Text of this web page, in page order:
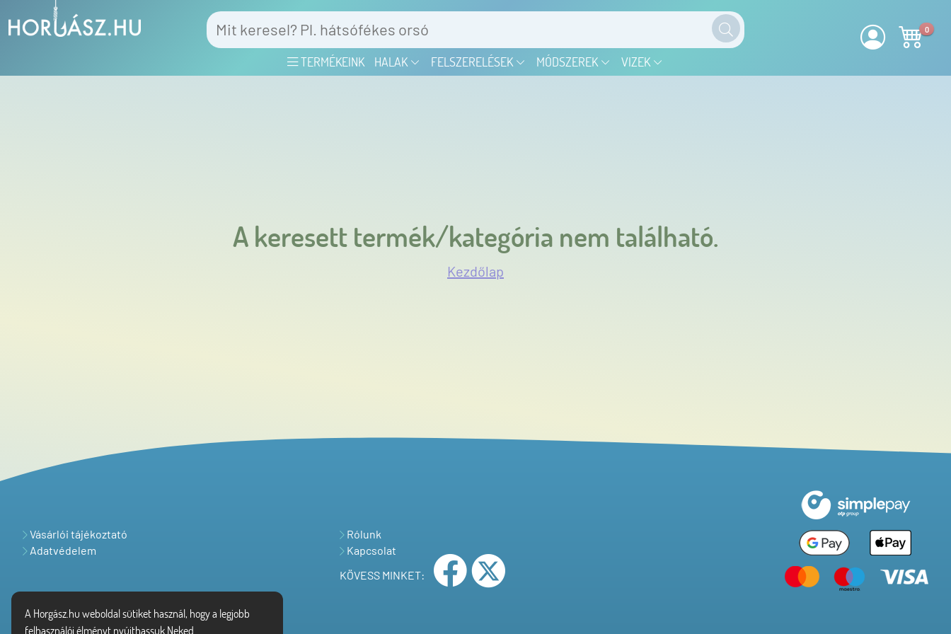
A Horgász.hu weboldal sütiket használ, hogy a legjobb
felhasználói élményt nyújthassuk Neked.
TERMÉKEINK HALAK FELSZERELÉSEK MÓDSZEREK VIZEK
0
A keresett termék/kategória nem található.
Kezdőlap
Vásárlói tájékoztató
Adatvédelem
Rólunk
Kapcsolat
KÖVESS MINKET: